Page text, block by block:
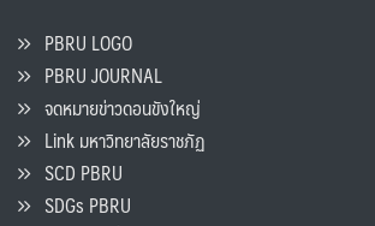
PBRU LOGO
PBRU JOURNAL
จดหมายข่าวดอนขังใหญ่
Link มหาวิทยาลัยราชภัฏ
SCD PBRU
SDGs PBRU